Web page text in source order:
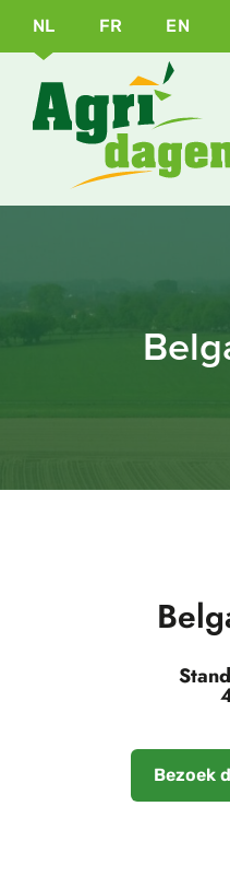
NL FR EN
Bezoek